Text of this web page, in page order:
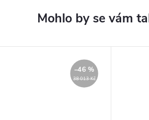
38 013 Kč
–46 %